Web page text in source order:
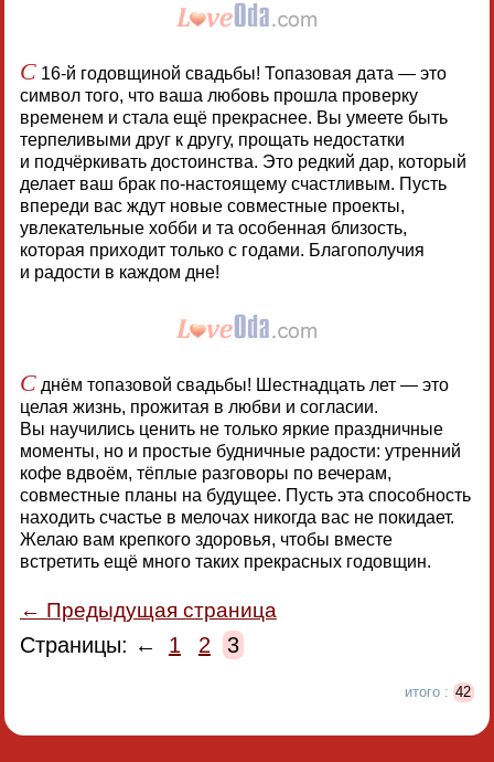
С16-й годовщиной свадьбы! Топазовая дата — это
символ того, что ваша любовь прошла проверку
временем и стала ещё прекраснее. Вы умеете быть
терпеливыми друг к другу, прощать недостатки
и подчёркивать достоинства. Это редкий дар, который
делает ваш брак по-настоящему счастливым. Пусть
впереди вас ждут новые совместные проекты,
увлекательные хобби и та особенная близость,
которая приходит только с годами. Благополучия
и радости в каждом дне!
Сднём топазовой свадьбы! Шестнадцать лет — это
целая жизнь, прожитая в любви и согласии.
Вы научились ценить не только яркие праздничные
моменты, но и простые будничные радости: утренний
кофе вдвоём, тёплые разговоры по вечерам,
совместные планы на будущее. Пусть эта способность
находить счастье в мелочах никогда вас не покидает.
Желаю вам крепкого здоровья, чтобы вместе
встретить ещё много таких прекрасных годовщин.
← Предыдущая страница
Страницы: ← 1 2 3
итого : 42